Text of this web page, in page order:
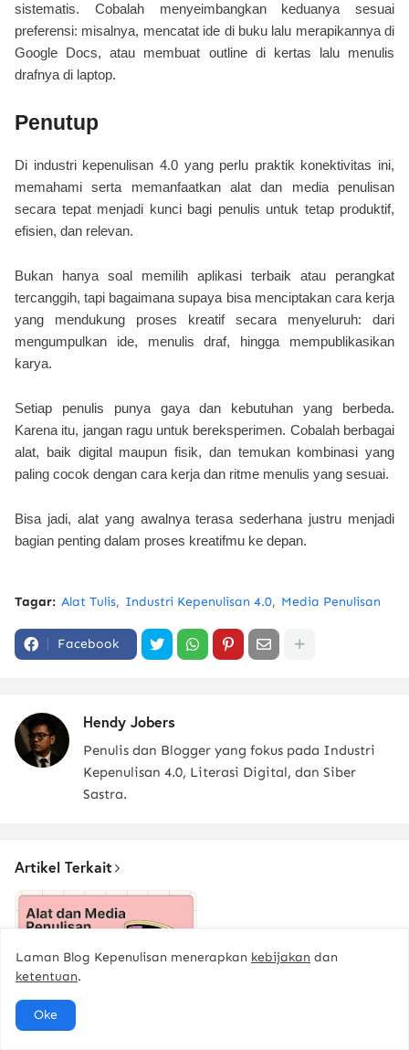
sistematis. Cobalah menyeimbangkan keduanya sesuai
preferensi: misalnya, mencatat ide di buku lalu merapikannya di
Google Docs, atau membuat outline di kertas lalu menulis
drafnya di laptop.
Penutup
Di industri kepenulisan 4.0 yang perlu praktik konektivitas ini,
memahami serta memanfaatkan alat dan media penulisan
secara tepat menjadi kunci bagi penulis untuk tetap produktif,
efisien, dan relevan.
Bukan hanya soal memilih aplikasi terbaik atau perangkat
tercanggih, tapi bagaimana supaya bisa menciptakan cara kerja
yang mendukung proses kreatif secara menyeluruh: dari
mengumpulkan ide, menulis draf, hingga mempublikasikan
karya.
Setiap penulis punya gaya dan kebutuhan yang berbeda.
Karena itu, jangan ragu untuk bereksperimen. Cobalah berbagai
alat, baik digital maupun fisik, dan temukan kombinasi yang
paling cocok dengan cara kerja dan ritme menulis yang sesuai.
Bisa jadi, alat yang awalnya terasa sederhana justru menjadi
bagian penting dalam proses kreatifmu ke depan.
Tagar: Alat Tulis Industri Kepenulisan 4.0 Media Penulisan
Facebook
Hendy Jobers
Penulis dan Blogger yang fokus pada Industri
Kepenulisan 4.0, Literasi Digital, dan Siber
Sastra.
Artikel Terkait
Alat dan Media
Penulisan yang
Laman Blog Kepenulisan menerapkan kebijakan dan
ketentuan.
Oke